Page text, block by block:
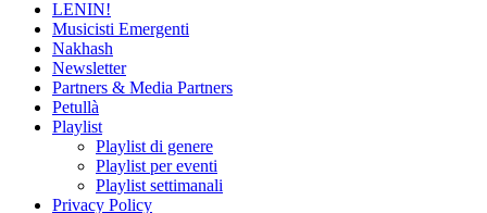
LENIN!
Musicisti Emergenti
Nakhash
Newsletter
Partners & Media Partners
Petullà
Playlist
Playlist di genere
Playlist per eventi
Playlist settimanali
Privacy Policy